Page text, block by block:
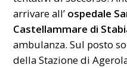
arrivare all’ ospedale
Castellammare di
ambulanza. Sul posto
della Stazione di